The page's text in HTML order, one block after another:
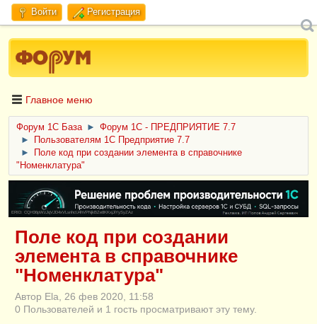
Войти Регистрация
Главное меню
Форум 1C База ►
Форум 1С - ПРЕДПРИЯТИЕ 7.7
►
Пользователям 1С Предприятие 7.7
►
Поле код при создании элемента в справочнике
"Номенклатура"
ERID: CQH36pWzJqVJD4xVLsnhcU4hVPNjkBZe8KKxjJiYySyZAz
Поле код при создании
элемента в справочнике
"Номенклатура"
Автор Ela, 26 фев 2020, 11:58
0 Пользователей и 1 гость просматривают эту тему.